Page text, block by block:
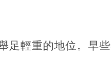
足輕重的地位。早